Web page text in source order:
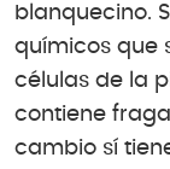
blanquecino.
químicos que
células de la
contiene
cambio sí